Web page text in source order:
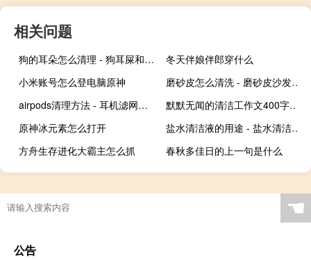
相关问题
狗的耳朵怎么清理 - 狗耳屎和耳螨区别图片
冬天伴娘伴郎穿什么
小米账号怎么登电脑原神
磨砂皮怎么清洗 - 磨砂皮沙发清洗小窍门
airpods清理方法 - 耳机滤网被耳屎堵了
默默无闻的清洁工作文400字 - 清洁工默默奉献的作文
原神冰元素怎么打开
盐水清洁液的用途 - 盐水清洁液有什么作用功效
方舟生存进化大霸主怎么抓
春秋多佳日的上一句是什么
☚
公告